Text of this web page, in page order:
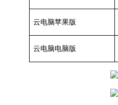
云电脑苹果版
云电脑电脑版